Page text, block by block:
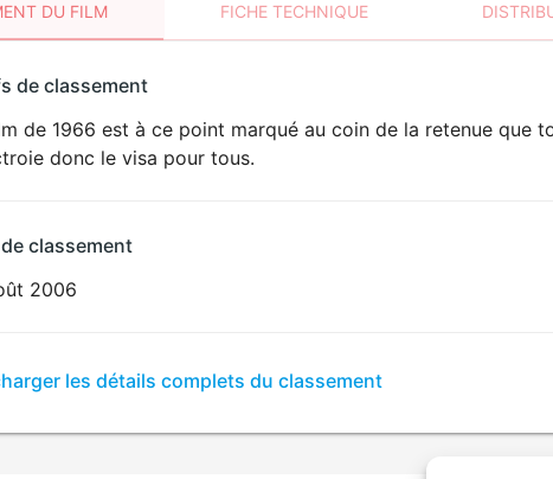
DU FILM FICHE TECHNIQUE
de classement
de 1966 est à ce point marqué au coin de la retenue que
donc le visa pour tous.
classement
2006
les détails complets du classement